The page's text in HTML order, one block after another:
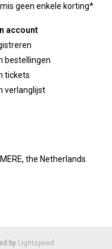
geen enkele korting*
account
bestellingen
tickets
verlanglijst
the Netherlands
by Lightspeed